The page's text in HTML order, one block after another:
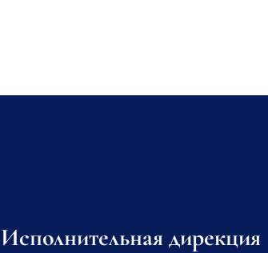
Исполнительная дирекция